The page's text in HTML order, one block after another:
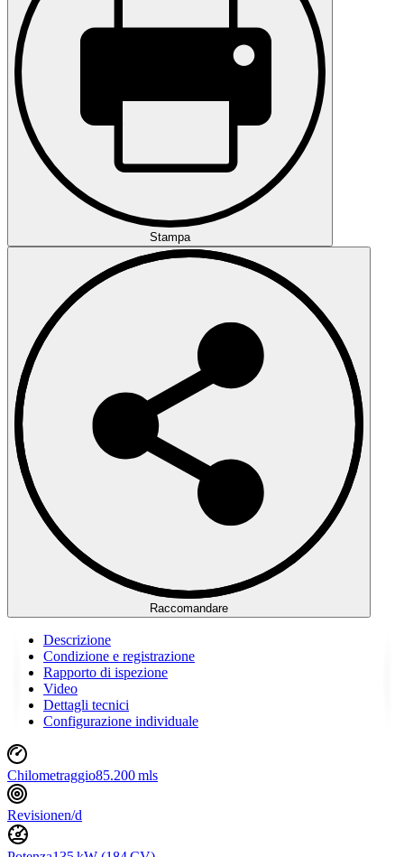
Stampa
Raccomandare
Descrizione
Condizione e registrazione
Rapporto di ispezione
Video
Dettagli tecnici
Configurazione individuale
Chilometraggio85.200 mls
Revisionen/d